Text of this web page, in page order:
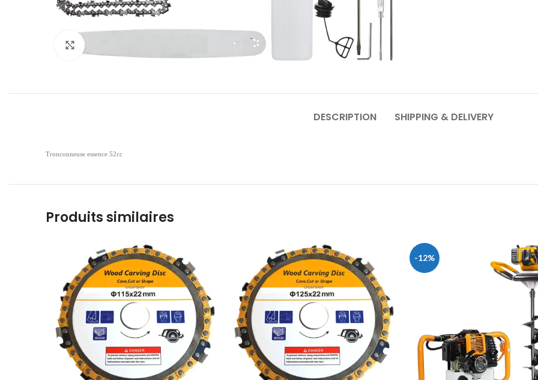
DESCRIPTION SHIPPING & DELIVERY
Tronconneuse essence 52cc
Produits similaires
-12%